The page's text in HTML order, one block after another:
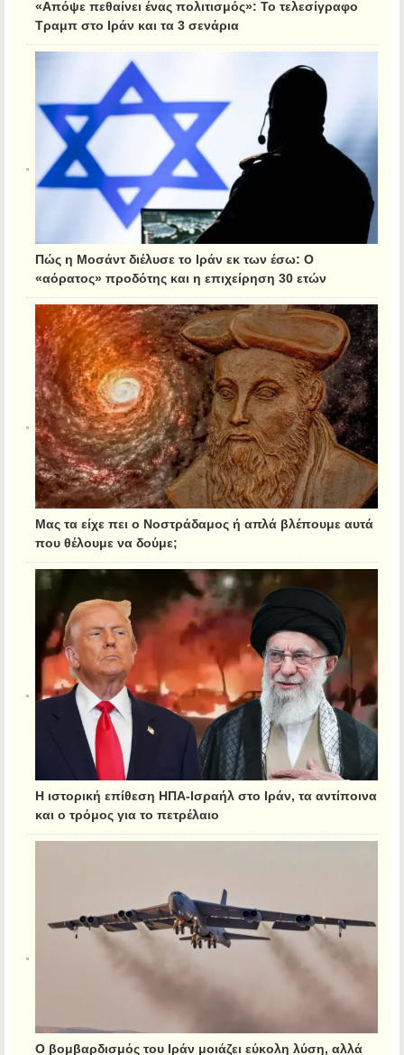
«Απόψε πεθαίνει ένας πολιτισμός»: Το τελεσίγραφο
Τραμπ στο Ιράν και τα 3 σενάρια
Πώς η Μοσάντ διέλυσε το Ιράν εκ των έσω: Ο
«αόρατος» προδότης και η επιχείρηση 30 ετών
Μας τα είχε πει ο Νοστράδαμος ή απλά βλέπουμε αυτά
που θέλουμε να δούμε;
Η ιστορική επίθεση ΗΠΑ-Ισραήλ στο Ιράν, τα αντίποινα
και ο τρόμος για το πετρέλαιο
Ο βομβαρδισμός του Ιράν μοιάζει εύκολη λύση, αλλά